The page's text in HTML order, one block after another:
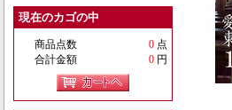
現在のカゴの中
商品点数 0 点
合計金額
0 円